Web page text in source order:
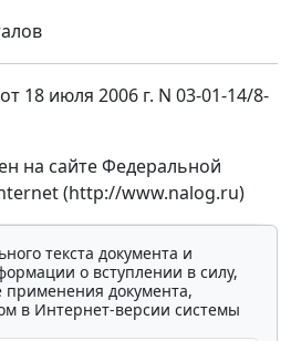
18 июля 2006 г. N 03-01-14/8-
на сайте Федеральной
(http://www.nalog.ru)
текста документа и
о вступлении в силу,
применения документа,
в Интернет-версии системы